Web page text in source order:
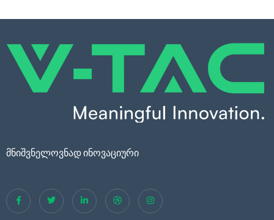
მნიშვნელოვნად ინოვაციური